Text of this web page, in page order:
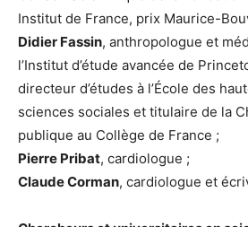
Institut de France, prix Maurice-
Didier Fassin, anthropologue et
l’Institut d’étude avancée de
directeur d’études à l’École des
sciences sociales et titulaire de la
publique au Collège de France ;
Pierre Pribat, cardiologue ;
Claude Corman, cardiologue et